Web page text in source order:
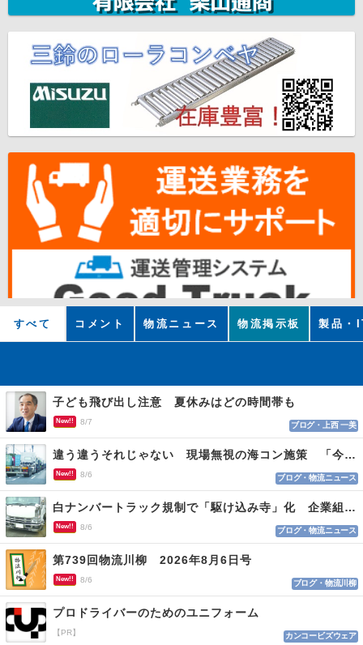
すべて コメント 物流ニュース 物流掲示板 製品・
子ども飛び出し注意 夏休みはどの時間帯も
New!! 8/7 ブログ・上西 一美
違う違うそれじゃない 現場無視の海コン施策 「今でも平均２～３時間は待つ」
New!! 8/6 ブログ・物流ニュース
白ナンバートラック規制で「駆け込み寺」化 企業組合が入会基準を見直しへ
New!! 8/6 ブログ・物流ニュース
第739回物流川柳 2026年8月6日号
New!! 8/6 ブログ・物流川柳
プロドライバーのためのユニフォーム
【PR】 カンコービズウェア